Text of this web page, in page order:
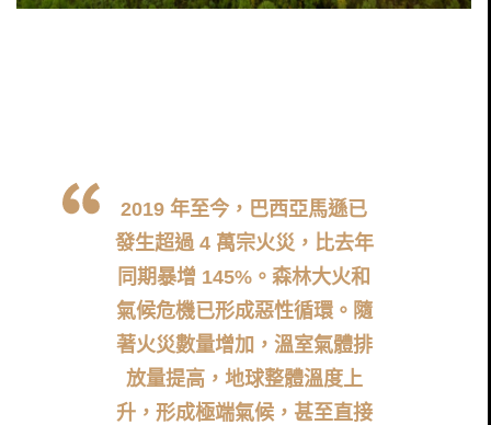
2019 年至今，巴西亞馬遜已
發生超過 4 萬宗火災，比去年
同期暴增 145%。森林大火和
氣候危機已形成惡性循環。隨
著火災數量增加，溫室氣體排
放量提高，地球整體溫度上
升，形成極端氣候，甚至直接